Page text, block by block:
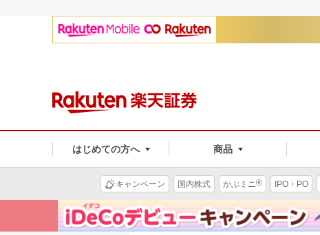
はじめての方へ 商品
キャンペーン 国内株式 かぶミニ® IPO・PO